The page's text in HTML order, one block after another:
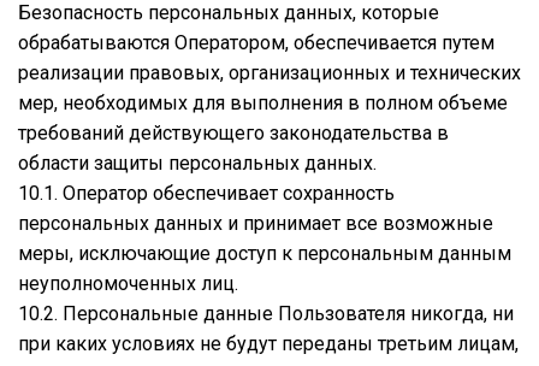
Безопасность персональных данных, которые
обрабатываются Оператором, обеспечивается путем
реализации правовых, организационных и технических
мер, необходимых для выполнения в полном объеме
требований действующего законодательства в
области защиты персональных данных.
10.1. Оператор обеспечивает сохранность
персональных данных и принимает все возможные
меры, исключающие доступ к персональным данным
неуполномоченных лиц.
10.2. Персональные данные Пользователя никогда, ни
при каких условиях не будут переданы третьим лицам,